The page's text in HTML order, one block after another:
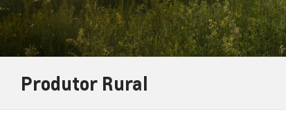
Produtor Rural